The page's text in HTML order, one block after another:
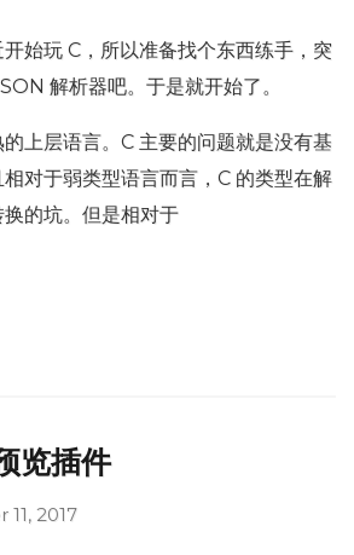
始玩 C，所以准备找个东西练手，突
解析器吧。于是就开始了。
上层语言。C 主要的问题就是没有基
对于弱类型语言而言，C 的类型在解
的坑。但是相对于
览插件
2017